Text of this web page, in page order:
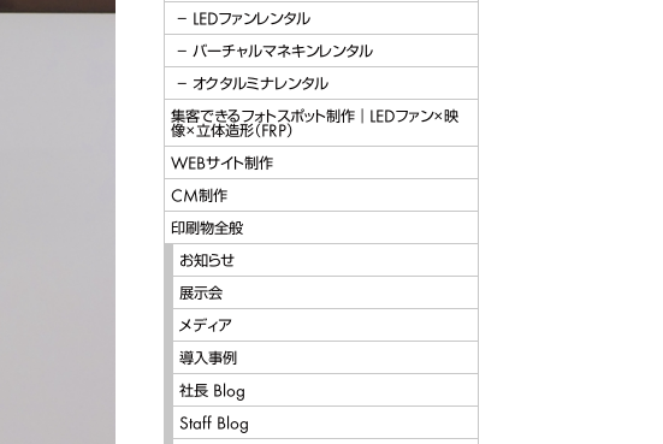
LEDファンレンタル
バーチャルマネキンレンタル
オクタルミナレンタル
集客できるフォトスポット制作｜LEDファン×映
像×立体造形（FRP）
WEBサイト制作
CM制作
印刷物全般
お知らせ
展示会
メディア
導入事例
社長 Blog
Staff Blog